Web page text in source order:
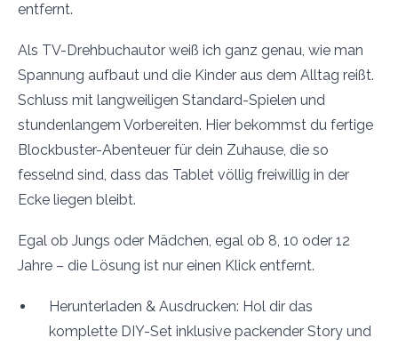
entfernt.
Als TV-Drehbuchautor weiß ich ganz genau, wie man
Spannung aufbaut und die Kinder aus dem Alltag reißt.
Schluss mit langweiligen Standard-Spielen und
stundenlangem Vorbereiten. Hier bekommst du fertige
Blockbuster-Abenteuer für dein Zuhause, die so
fesselnd sind, dass das Tablet völlig freiwillig in der
Ecke liegen bleibt.
Egal ob Jungs oder Mädchen, egal ob 8, 10 oder 12
Jahre – die Lösung ist nur einen Klick entfernt.
Herunterladen & Ausdrucken: Hol dir das
komplette DIY-Set inklusive packender Story und